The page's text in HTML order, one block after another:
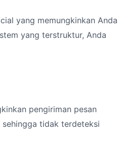
yang memungkinkan Anda
yang terstruktur, Anda
pengiriman pesan
sehingga tidak terdeteksi